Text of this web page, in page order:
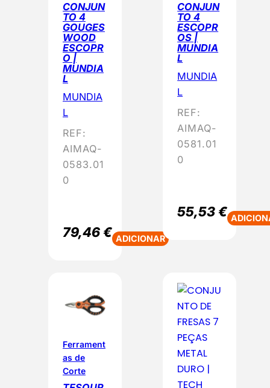
CONJUN
TO 4
GOUGES
WOOD
ESCOPR
O |
MUNDIA
L
MUNDIA
L
REF:
AIMAQ-
0583.01
0
79,46€ ADICIONAR
CONJUN
TO 4
ESCOPR
OS |
MUNDIA
L
MUNDIA
L
REF:
AIMAQ-
0581.01
0
55,53€
Ferrament
as de
Corte